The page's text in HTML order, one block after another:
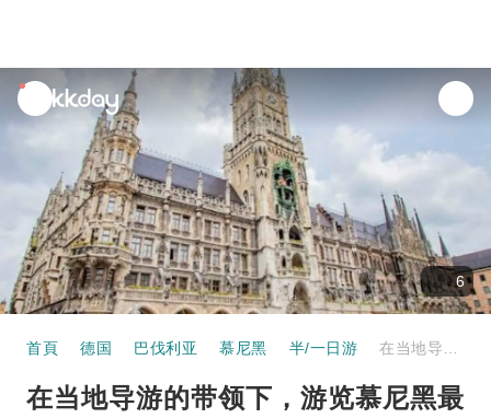
unread
notifications
6
首頁 德国 巴伐利亚 慕尼黑 半/一日游
在当地导游的带领下，游览慕尼黑最